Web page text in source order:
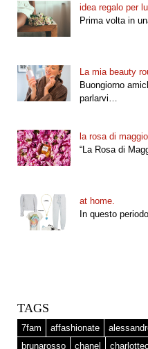
idea regalo per
Prima volta in
La mia beauty
Buongiorno
parlarvi…
la rosa di
“La Rosa di
at home.
In questo
TAGS
7fam affashionate
brunarosso
chanel